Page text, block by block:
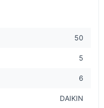
50
5
6
DAIKIN